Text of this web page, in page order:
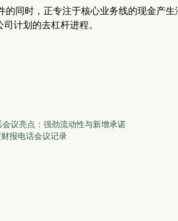
的同时，正专注于核心业务线的现金产
计划的去杠杆进程。
议亮点：强劲流动性与新增承诺
报电话会议记录